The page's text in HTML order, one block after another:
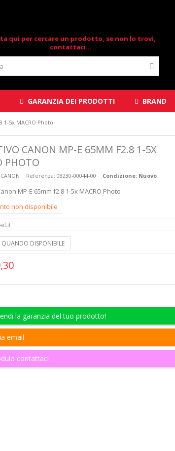
qui per cercare un prodotto, se non lo trovi,
contattaci...
GARANZIA DEI PRODOTTI BRAND
1-5x MACRO Photo
CANON MP-E 65MM F2.8 1-5X
PHOTO
CANON Referenza: 08230-00044-00 Condizione: Nuovo
MP-E 65mm f2.8 1-5x MACRO Photo
non disponibile
QUANDO DISPONIBILE
la garanzia del tuo prodotto!
email
contattaci